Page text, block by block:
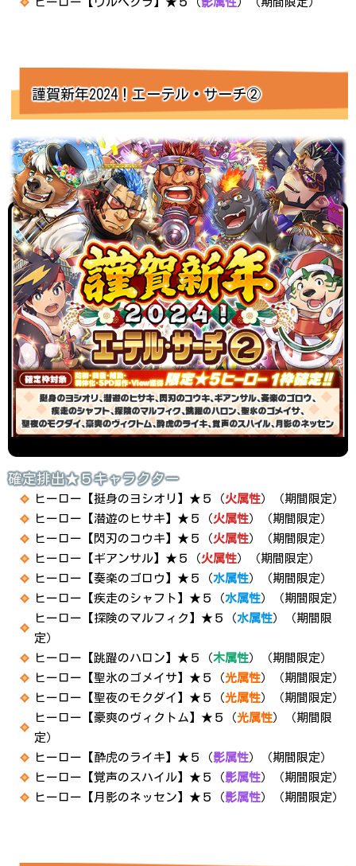
謹賀新年2024！エーテル・サーチ②
確定排出★５キャラクター
ヒーロー【挺身のヨシオリ】★５（ 火属性）（期間限定）
ヒーロー【潜遊のヒサキ】★５（ 火属性）（期間限定）
ヒーロー【閃刃のコウキ】★５（ 火属性）（期間限定）
ヒーロー【ギアンサル】★５（ 火属性）（期間限定）
ヒーロー【奏楽のゴロウ】★５（水属性）（期間限定）
ヒーロー【疾走のシャフト】★５（水属性）（期間限定）
ヒーロー【探険のマルフィク】★５（水属性）（期間限
定）
ヒーロー【跳躍のハロン】★５（木属性）（期間限定）
ヒーロー【聖氷のゴメイサ】★５（ 光属性）（期間限定）
ヒーロー【聖夜のモクダイ】★５（ 光属性）（期間限定）
ヒーロー【豪爽のヴィクトム】★５（ 光属性）（期間限
定）
ヒーロー【酔虎のライキ】★５（ 影属性）（期間限定）
ヒーロー【覚声のスハイル】★５（ 影属性）（期間限定）
ヒーロー【月影のネッセン】★５（ 影属性）（期間限定）